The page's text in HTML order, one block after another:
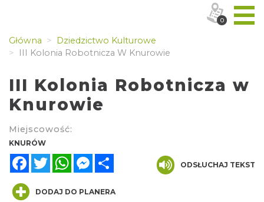
Główna
Dziedzictwo Kulturowe
III Kolonia Robotnicza W Knurowie
III Kolonia Robotnicza w
Knurowie
Miejscowość:
KNURÓW
FacebookTwitterWhatsAppMessenger
ODSŁUCHAJ TEKST
DODAJ DO PLANERA
0